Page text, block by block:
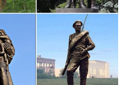
(Сувениры изделия
автоматически означает
категория, Год
сделать из
или талисман?